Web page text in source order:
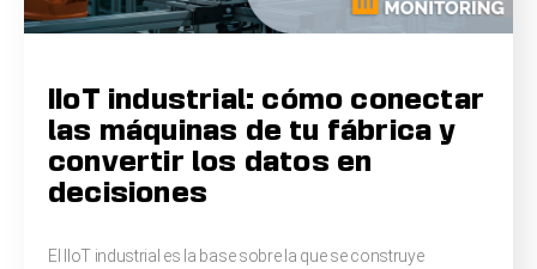
IIoT industrial: cómo conectar
las máquinas de tu fábrica y
convertir los datos en
decisiones
El IIoT industrial es la base sobre la que se construye